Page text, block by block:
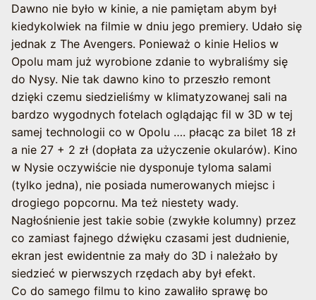
Dawno nie było w kinie, a nie pamiętam abym był
kiedykolwiek na filmie w dniu jego premiery. Udało się
jednak z The Avengers. Ponieważ o kinie Helios w
Opolu mam już wyrobione zdanie to wybraliśmy się
do Nysy. Nie tak dawno kino to przeszło remont
dzięki czemu siedzieliśmy w klimatyzowanej sali na
bardzo wygodnych fotelach oglądając fil w 3D w tej
samej technologii co w Opolu …. płacąc za bilet 18 zł
a nie 27 + 2 zł (dopłata za użyczenie okularów). Kino
w Nysie oczywiście nie dysponuje tyloma salami
(tylko jedna), nie posiada numerowanych miejsc i
drogiego popcornu. Ma też niestety wady.
Nagłośnienie jest takie sobie (zwykłe kolumny) przez
co zamiast fajnego dźwięku czasami jest dudnienie,
ekran jest ewidentnie za mały do 3D i należało by
siedzieć w pierwszych rzędach aby był efekt.
Co do samego filmu to kino zawaliło sprawę bo